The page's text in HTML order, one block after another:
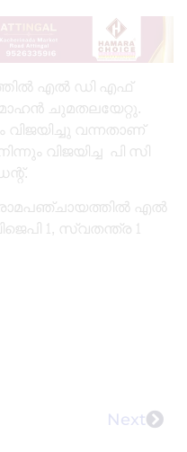
എൽ ഡി എഫ്
ചുമതലയേറ്റു.
വന്നതാണ്
വിജയിച്ച പി സി
എൽ
1, സ്വതന്ത്ര 1
Next